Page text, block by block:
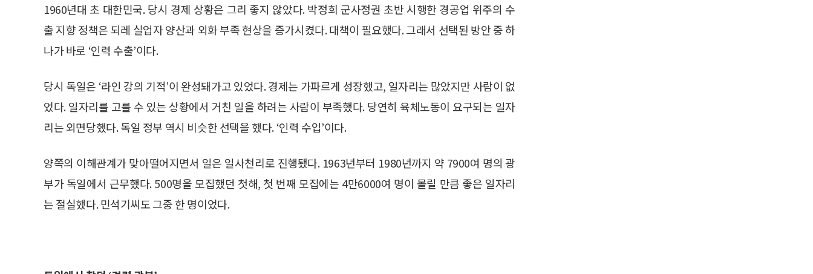
1960년대 초 대한민국. 당시 경제 상황은 그리 좋지 않았다. 박정희 군사정권 초반 시행한 경공업 위주의 수
출 지향 정책은 되레 실업자 양산과 외화 부족 현상을 증가시켰다. 대책이 필요했다. 그래서 선택된 방안 중 하
나가 바로 ‘인력 수출’이다.
당시 독일은 ‘라인 강의 기적’이 완성돼가고 있었다. 경제는 가파르게 성장했고, 일자리는 많았지만 사람이 없
었다. 일자리를 고를 수 있는 상황에서 거친 일을 하려는 사람이 부족했다. 당연히 육체노동이 요구되는 일자
리는 외면당했다. 독일 정부 역시 비슷한 선택을 했다. ‘인력 수입’이다.
양쪽의 이해관계가 맞아떨어지면서 일은 일사천리로 진행됐다. 1963년부터 1980년까지 약 7900여 명의 광
부가 독일에서 근무했다. 500명을 모집했던 첫해, 첫 번째 모집에는 4만6000여 명이 몰릴 만큼 좋은 일자리
는 절실했다. 민석기씨도 그중 한 명이었다.